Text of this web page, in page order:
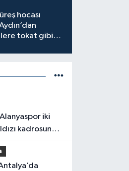
hocası
tokat gibi
kadrosuna